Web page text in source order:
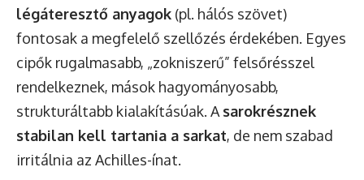
légáteresztő anyagok (pl. hálós szövet)
fontosak a megfelelő szellőzés érdekében. Egyes
cipők rugalmasabb, „zokniszerű” felsőrésszel
rendelkeznek, mások hagyományosabb,
strukturáltabb kialakításúak. Asarokrésznek
stabilan kell tartania a sarkat, de nem szabad
irritálnia az Achilles-ínat.